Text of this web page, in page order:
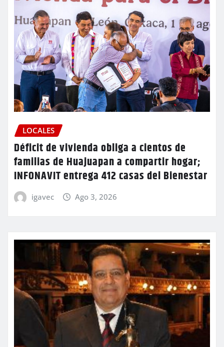
LOCALES
Déficit de vivienda obliga a cientos de
familias de Huajuapan a compartir hogar;
INFONAVIT entrega 412 casas del Bienestar
igavec Ago 3, 2026